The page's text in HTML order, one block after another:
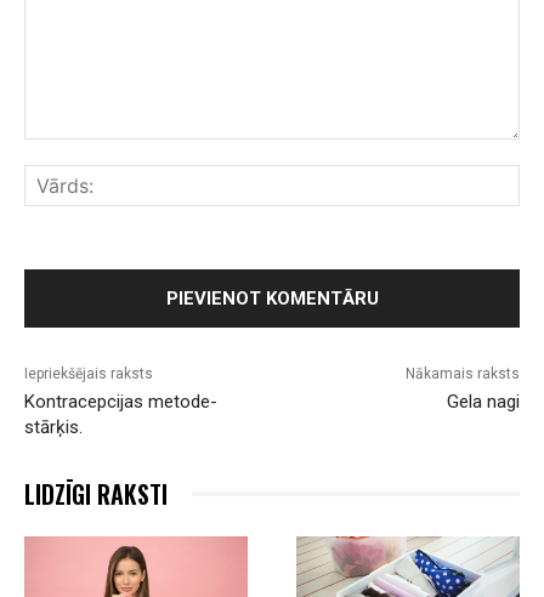
Iepriekšējais raksts
Kontracepcijas metode-
stārķis.
Nākamais raksts
Gela nagi
LIDZĪGI RAKSTI